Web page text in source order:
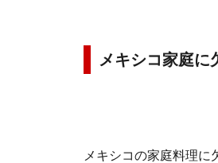
メキシコ家庭に
メキシコの家庭料理に